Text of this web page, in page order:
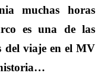
muchas horas
es una de las
del viaje en el MV